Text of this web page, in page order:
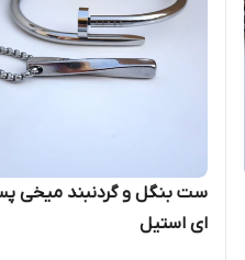
ست بنگل و گردنبند میخی
ای استیل